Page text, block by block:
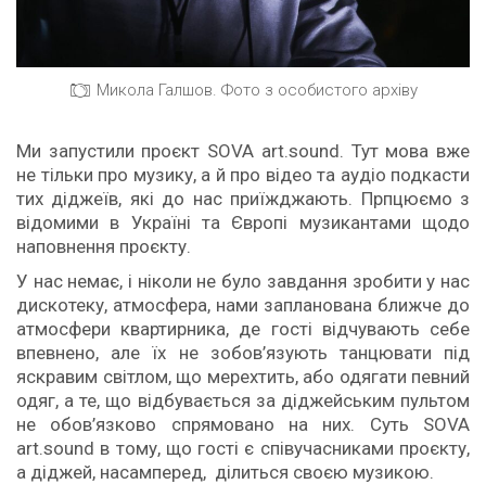
Микола Галшов. Фото з особистого архіву
Ми запустили проєкт SOVA аrt.sound. Тут мова вже
не тільки про музику, а й про відео та аудіо подкасти
тих діджеїв, які до нас приїжджають. Прпцюємо з
відомими в Україні та Європі музикантами щодо
наповнення проєкту.
У нас немає, і ніколи не було завдання зробити у нас
дискотеку, атмосфера, нами запланована ближче до
атмосфери квартирника, де гості відчувають себе
впевнено, але їх не зобов’язують танцювати під
яскравим світлом, що мерехтить, або одягати певний
одяг, а те, що відбувається за діджейським пультом
не обов’язково спрямовано на них. Суть SOVA
аrt.sound в тому, що гості є співучасниками проєкту,
а діджей, насамперед, ділиться своєю музикою.